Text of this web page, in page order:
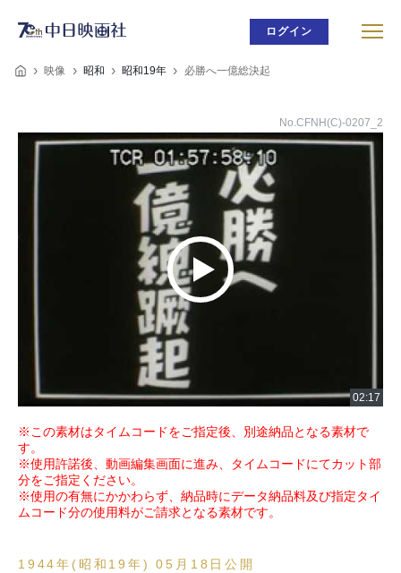
ログイン
映像 昭和 昭和19年 必勝へ一億総決起
No.CFNH(C)-0207_2
※この素材はタイムコードをご指定後、別途納品となる素材で
す。
※使用許諾後、動画編集画面に進み、タイムコードにてカット部
分をご指定ください。
※使用の有無にかかわらず、納品時にデータ納品料及び指定タイ
ムコード分の使用料がご請求となる素材です。
1944年(昭和19年) 05月18日公開